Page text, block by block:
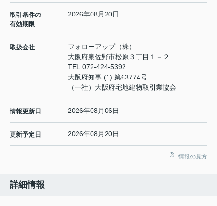
取引条件の
有効期限
2026年08月20日
取扱会社
フォローアップ（株）
大阪府泉佐野市松原３丁目１－２
TEL:072-424-5392
大阪府知事 (1) 第63774号
（一社）大阪府宅地建物取引業協会
情報更新日 2026年08月06日
更新予定日 2026年08月20日
情報の見方
詳細情報